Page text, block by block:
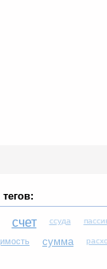
счет ссуда
сумма